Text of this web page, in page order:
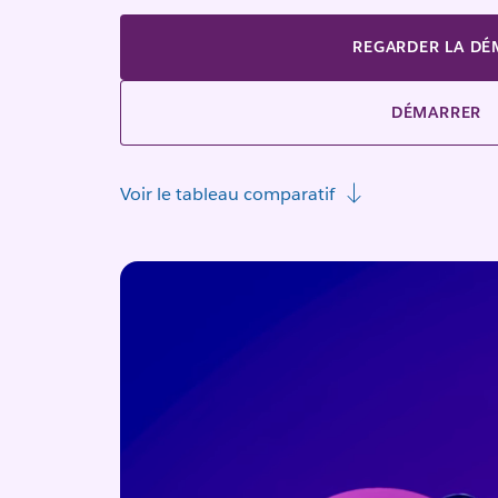
REGARDER LA
DÉMARRER
Voir le tableau comparatif